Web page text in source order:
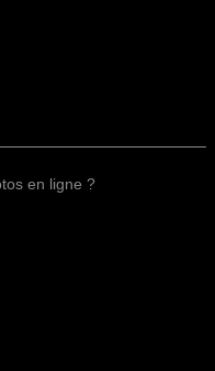
en ligne ?